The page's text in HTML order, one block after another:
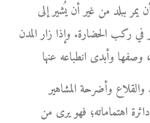
يمر ببلد من غير أن يُشير إلى
في ركب الحضارة. وإذا زار المدن
والقلاع وأضرحة المشاهير
اهتماماته؛ فهو يرى من